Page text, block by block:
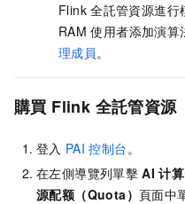
Flink 全託管資源進行
RAM 使用者添加演算
理成員。
購買 Flink 全託管資源
登入 PAI 控制台 。
在左側導覽列單擊 AI 计
源配额（Quota） 頁面中